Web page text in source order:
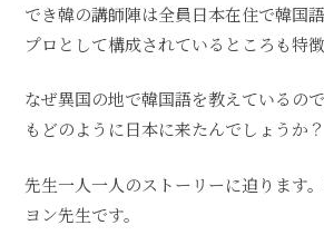
でき韓の講師陣は全員日本在住で韓国
プロとして構成されているところも特徴
なぜ異国の地で韓国語を教えているの
もどのように日本に来たんでしょうか？
先生一人一人のストーリーに迫ります
ヨン先生です。